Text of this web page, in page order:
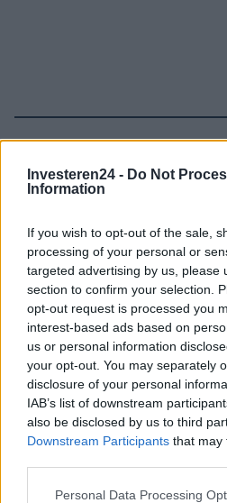
Investeren24 - Do Not
Information
If you wish to opt-out of the sale,
processing of your personal or
targeted advertising by us, please
section to confirm your selection.
opt-out request is processed you
interest-based ads based on
us or personal information
your opt-out. You may separately
disclosure of your personal
IAB’s list of downstream
also be disclosed by us to third
Downstream Participants that may
Please note that this website/app
Personal Data Processing
Verder lezen
NEWS
EUR/USD daalt, crypto’s
Sanne De Vries · 10 aug 2026